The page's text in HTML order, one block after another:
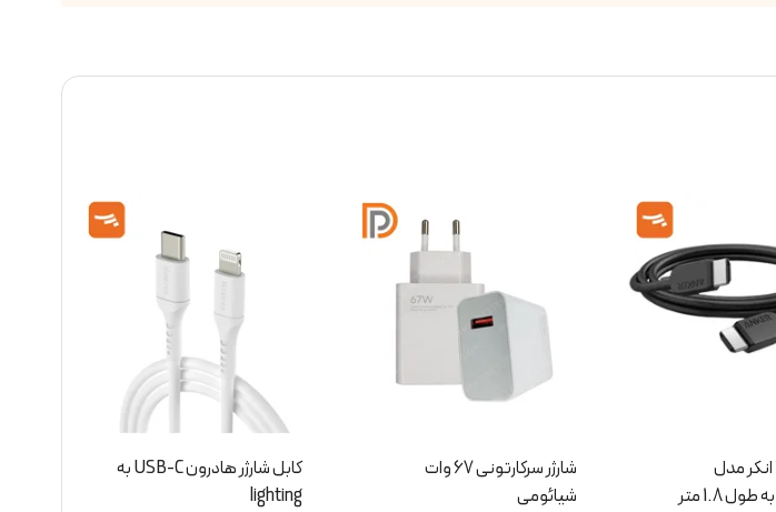
کابل HDMI انکر مدل
شارژر سرکارتونی 67 وات
شیائومی
کابل شارژر هادرون USB-C به
lighting